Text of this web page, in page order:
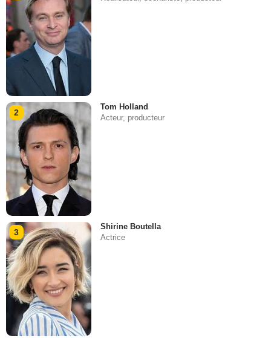
2
Tom Holland
Acteur, producteur
3
Shirine Boutella
Actrice